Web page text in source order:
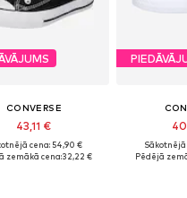
CONVERSE
43,11 €
cena: 54,90 €
zemākā cena:32,22 €
Sākotnējā
Pēdējā